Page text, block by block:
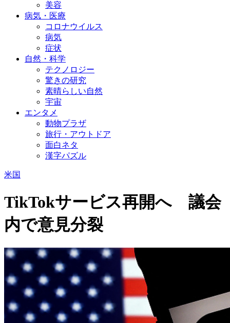
美容
病気・医療
コロナウイルス
病気
症状
自然・科学
テクノロジー
驚きの研究
素晴らしい自然
宇宙
エンタメ
動物プラザ
旅行・アウトドア
面白ネタ
漢字パズル
米国
TikTokサービス再開へ 議会
内で意見分裂